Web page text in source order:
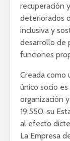
recuperación
deteriorados
inclusiva y
desarrollo de
funciones
Creada como
único socio
organización
19.550, su
al efecto
La Empresa